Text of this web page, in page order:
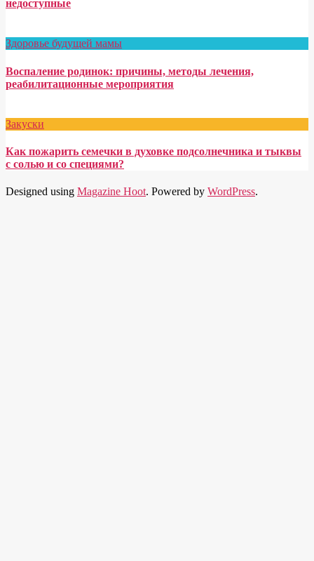
недоступные
Здоровье будущей мамы
Воспаление родинок: причины, методы лечения,
реабилитационные мероприятия
Закуски
Как пожарить семечки в духовке подсолнечника и тыквы
с солью и со специями?
Designed using Magazine Hoot. Powered by WordPress.